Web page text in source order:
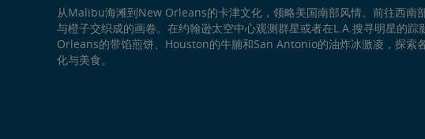
从Malibu海滩到New Orleans的卡津文化，领略美国南部风情。前往西南
与橙子交织成的画卷。在约翰逊太空中心观测群星或者在L.A.搜寻明星的踪
Orleans的带馅煎饼、Houston的牛腩和San Antonio的油炸冰激凌，探索
化与美食。